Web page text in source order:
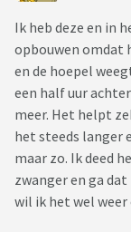
Ik heb deze en in
opbouwen omdat
en de hoepel
een half uur
meer. Het helpt
het steeds langer
maar zo. Ik deed
zwanger en ga
wil ik het wel weer